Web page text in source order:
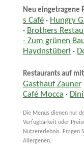
Neu eingetragene
s Café· Hungry
· Brothers
- Zum grünen
Haydnstüberl ·
Restaurants auf
Gasthauf Zauner
Café Mocca ·
Die Menüs dienen nur
Verfügbarkeit oder
Nutzererlebnis. Fragen
Allergenen.